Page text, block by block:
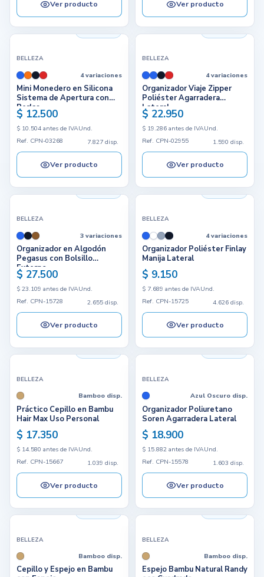
Ver producto Ver producto
BELLEZA
4 variaciones
Mini Monedero en Silicona
Sistema de Apertura con
Perlas
$ 12.500
$ 10.504 antes de IVAUnd.
Ref. CPN-03268
7.827 disp.
Ver producto
BELLEZA
4 variaciones
Organizador Viaje Zipper
Poliéster Agarradera
Lateral
$ 22.950
$ 19.286 antes de IVAUnd.
Ref. CPN-02955
1.590 disp.
Ver producto
BELLEZA
3 variaciones
Organizador en Algodón
Pegasus con Bolsillo
Externo
$ 27.500
$ 23.109 antes de IVAUnd.
Ref. CPN-15728
2.655 disp.
Ver producto
BELLEZA
4 variaciones
Organizador Poliéster Finlay
Manija Lateral
$ 9.150
$ 7.689 antes de IVAUnd.
Ref. CPN-15725
4.626 disp.
Ver producto
BELLEZA
Bamboo disp.
Práctico Cepillo en Bambu
Hair Max Uso Personal
$ 17.350
$ 14.580 antes de IVAUnd.
Ref. CPN-15667
1.039 disp.
Ver producto
BELLEZA
Azul Oscuro disp.
Organizador Poliuretano
Soren Agarradera Lateral
$ 18.900
$ 15.882 antes de IVAUnd.
Ref. CPN-15578
1.603 disp.
Ver producto
3.158 disp.
BELLEZA
Bamboo disp.
Cepillo y Espejo en Bambu
1.024 disp.
BELLEZA
Bamboo disp.
Espejo Bambu Natural Randy